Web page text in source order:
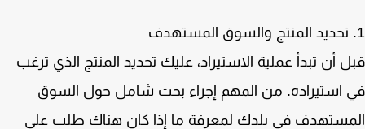
أن تبدأ عملية الاستيراد، عليك تحديد المنتج الذي ترغب
استيراده. من المهم إجراء بحث شامل حول السوق
في بلدك لمعرفة ما إذا كان هناك طلب على